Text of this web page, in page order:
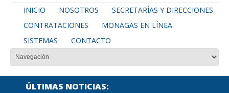
INICIO NOSOTROS
SECRETARÍAS Y DIRECCIONES
CONTRATACIONES
MONAGAS EN LÍNEA
SISTEMAS
CONTACTO
ÚLTIMAS NOTICIAS